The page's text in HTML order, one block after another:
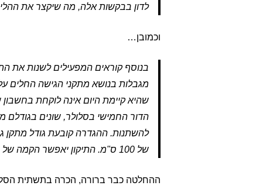
לדון בבקשות אלה, מה שיקצר את
וכמובן…
בנוסף קוראים המפעילים לשנות את
מגבלות בנושא מתקני הגישה החלים
שהיא קיימת היום אינה לוקחת
הדור החמישי בסלולר, שונים בגודלם
של 100 ס"מ. התיקון יאפשר הקמה של מתקני גישה בפטור מהיתר